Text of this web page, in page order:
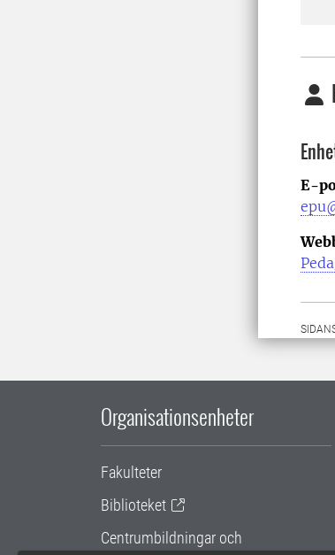
E-
Organisationsenheter
Fakulteter
Biblioteket
Centrumbildningar och